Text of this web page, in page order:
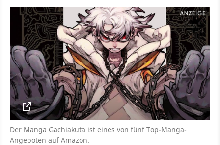
Der Manga Gachiakuta ist eines von fünf Top-Manga-
Angeboten auf Amazon.